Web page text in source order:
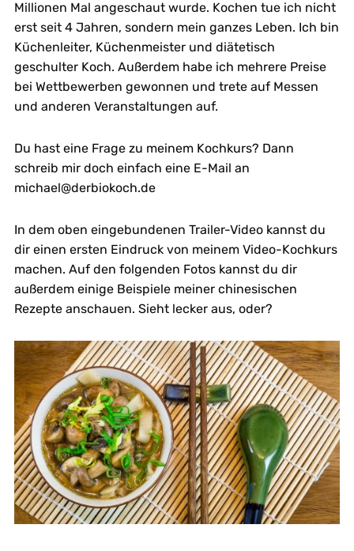
Millionen Mal angeschaut wurde. Kochen tue ich nicht
erst seit 4 Jahren, sondern mein ganzes Leben. Ich bin
Küchenleiter, Küchenmeister und diätetisch
geschulter Koch. Außerdem habe ich mehrere Preise
bei Wettbewerben gewonnen und trete auf Messen
und anderen Veranstaltungen auf.
Du hast eine Frage zu meinem Kochkurs? Dann
schreib mir doch einfach eine E-Mail an
michael@derbiokoch.de
In dem oben eingebundenen Trailer-Video kannst du
dir einen ersten Eindruck von meinem Video-Kochkurs
machen. Auf den folgenden Fotos kannst du dir
außerdem einige Beispiele meiner chinesischen
Rezepte anschauen. Sieht lecker aus, oder?